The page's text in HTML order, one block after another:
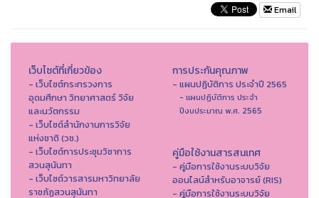
Email
เว็บไซต์ที่เกี่ยวข้อง
- เว็บไซต์กระทรวงการ
อุดมศึกษา วิทยาศาสตร์ วิจัย
และนวัตกรรม
- เว็บไซต์สำนักงานการวิจัย
แห่งชาติ (วช.)
- เว็บไซต์การประชุมวิชาการ
สวนสุนันทา
- เว็บไซต์วารสารมหาวิทยาลัย
ราชภัฏสวนสุนันทา
การประกันคุณภาพ
- แผนปฏิบัติการ ประจำปี 2565
- แผนปฏิบัติการ ประจำ
ปีงบประมาณ พ.ศ. 2565
คู่มือใช้งานสารสนเทศ
- คู่มือการใช้งานระบบวิจัย
ออนไลน์สำหรับอาจารย์ (RIS)
- คู่มือการใช้งานระบบวิจัย